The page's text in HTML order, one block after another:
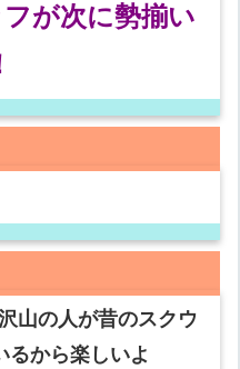
が次に勢揃い
山の人が昔のスクウ
るから楽しいよ